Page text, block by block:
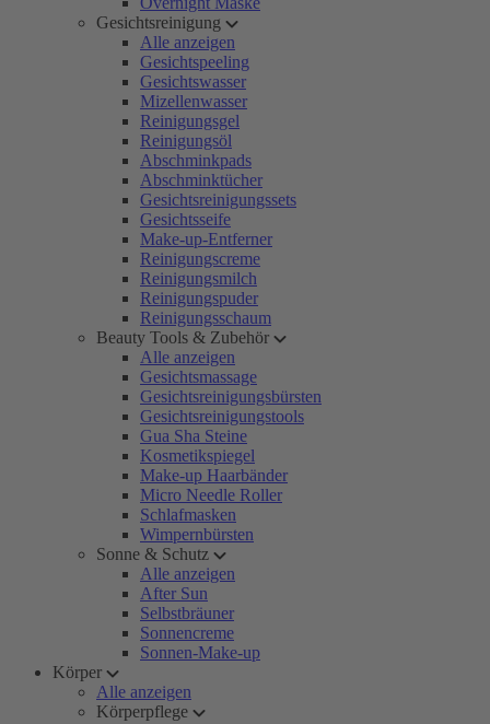
Gesichtsreinigung
Alle anzeigen
Gesichtspeeling
Gesichtswasser
Mizellenwasser
Reinigungsgel
Reinigungsöl
Abschminkpads
Abschminktücher
Gesichtsreinigungssets
Gesichtsseife
Make-up-Entferner
Reinigungscreme
Reinigungsmilch
Reinigungspuder
Reinigungsschaum
Beauty Tools & Zubehör
Alle anzeigen
Gesichtsmassage
Gesichtsreinigungsbürsten
Gesichtsreinigungstools
Gua Sha Steine
Kosmetikspiegel
Make-up Haarbänder
Micro Needle Roller
Schlafmasken
Wimpernbürsten
Sonne & Schutz
Alle anzeigen
After Sun
Selbstbräuner
Sonnencreme
Sonnen-Make-up
Körper
Alle anzeigen
Körperpflege